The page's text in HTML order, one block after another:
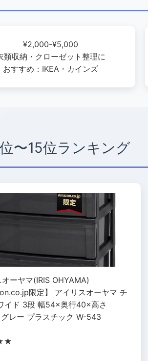
¥2,000-¥5,000
類収納・クローゼット整理に
おすすめ：IKEA・カインズ
〜15位ランキング
ーヤマ(IRIS OHYAMA)
限定】 アイリスオーヤマ チ
イド 3段 幅54×奥行40×高さ
レー プラスチック W-543